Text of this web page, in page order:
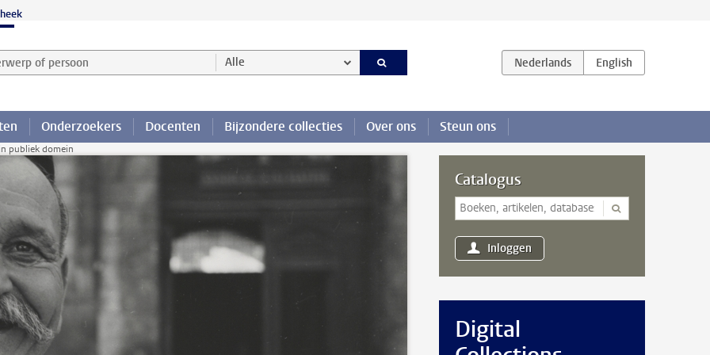
of persoon en selecteer categorie Alle
Onderzoekers Docenten Bijzondere collecties Over ons Steun ons
publiek domein
Catalogus
Inloggen
Digital